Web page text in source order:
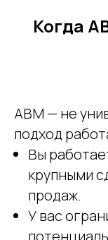
Когда
ABM — не
подход
Вы
крупными
продаж.
У вас